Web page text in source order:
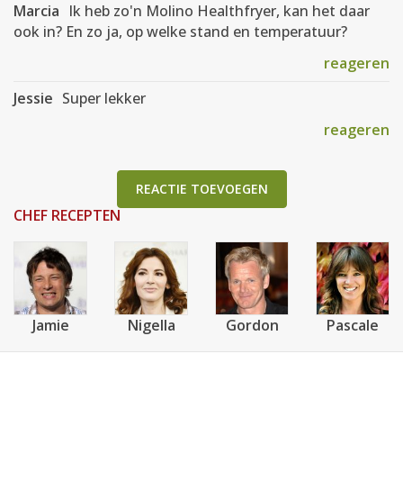
Marcia Ik heb zo'n Molino Healthfryer, kan het daar
ook in? En zo ja, op welke stand en temperatuur?
reageren
Jessie Super lekker
reageren
REACTIE TOEVOEGEN
CHEF RECEPTEN
Jamie Nigella Gordon Pascale